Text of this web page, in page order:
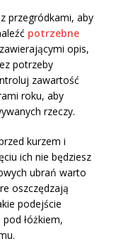
przegródkami, aby
potrzebne
opis,
potrzeby
zawartość
roku, aby
rzeczy.
kurzem i
ich nie będziesz
ubrań warto
oszczędzają
podejście
łóżkiem,